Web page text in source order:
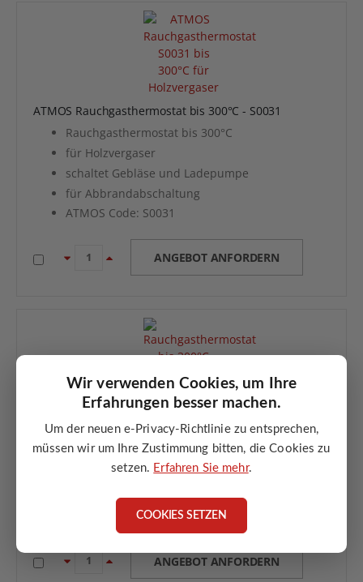
Wir verwenden Cookies, um Ihre
Erfahrungen besser machen.
Um der neuen e-Privacy-Richtlinie zu entsprechen,
müssen wir um Ihre Zustimmung bitten, die Cookies zu
setzen. Erfahren Sie mehr.
COOKIES SETZEN
ATMOS Rauchgasthermostat bis 300°C - S0031
Rauchgasthermostat bis 300°C
für Holzvergaser
schaltet Gebläse und Ladepumpe
für Abbrandabschaltung
ATMOS Code: S0031
ANGEBOT ANFORDERN
Rauchgasthermostat bis 300°C lange Ausführung
Rauchgasthermostat bis 300°C
lange Ausführung
für GSX50 / GSX60 / GSX70 / DC75SE
für Holzvergaser
ATMOS Code: S0019
ANGEBOT ANFORDERN